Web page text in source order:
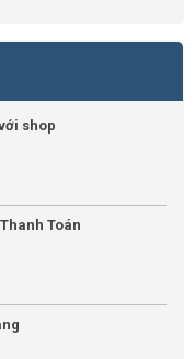
shop
Toán